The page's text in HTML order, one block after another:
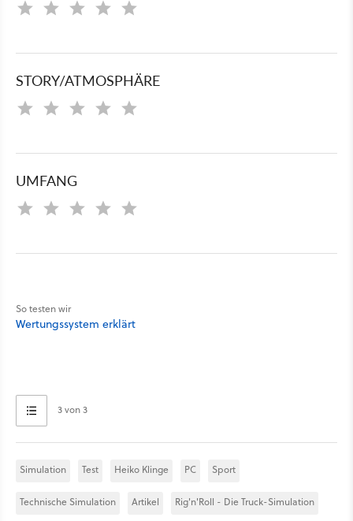
STORY/ATMOSPHÄRE
UMFANG
So testen wir
Wertungssystem erklärt
3 von 3
Simulation Test Heiko Klinge PC Sport
Technische Simulation Artikel Rig'n'Roll - Die Truck-Simulation